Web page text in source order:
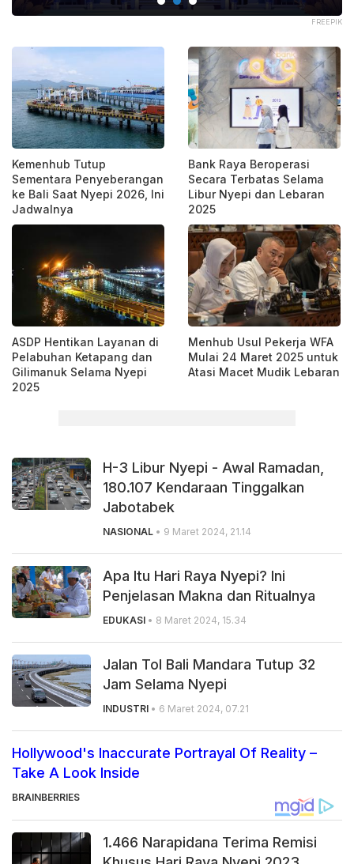
Kemenhub Tutup
Sementara Penyeberangan
ke Bali Saat Nyepi 2026, Ini
Jadwalnya
Bank Raya Beroperasi
Secara Terbatas Selama
Libur Nyepi dan Lebaran
2025
ASDP Hentikan Layanan di
Pelabuhan Ketapang dan
Gilimanuk Selama Nyepi
2025
Menhub Usul Pekerja WFA
Mulai 24 Maret 2025 untuk
Atasi Macet Mudik Lebaran
H-3 Libur Nyepi - Awal Ramadan,
180.107 Kendaraan Tinggalkan
Jabotabek
NASIONAL • 9 Maret 2024, 21.14
Apa Itu Hari Raya Nyepi? Ini
Penjelasan Makna dan Ritualnya
EDUKASI • 8 Maret 2024, 15.34
Jalan Tol Bali Mandara Tutup 32
Jam Selama Nyepi
INDUSTRI • 6 Maret 2024, 07.21
Hollywood's Inaccurate Portrayal Of Reality –
Take A Look Inside
BRAINBERRIES
1.466 Narapidana Terima Remisi